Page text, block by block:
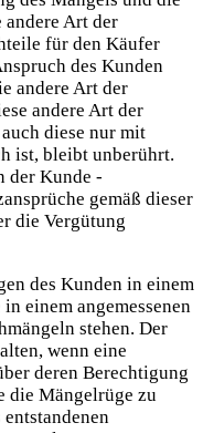
Art der
für den Käufer
des Kunden
andere Art der
andere Art der
diese nur mit
ist, bleibt unberührt.
der Kunde -
gemäß dieser
die Vergütung
des Kunden in einem
einem angemessenen
stehen. Der
wenn eine
deren Berechtigung
die Mängelrüge zu